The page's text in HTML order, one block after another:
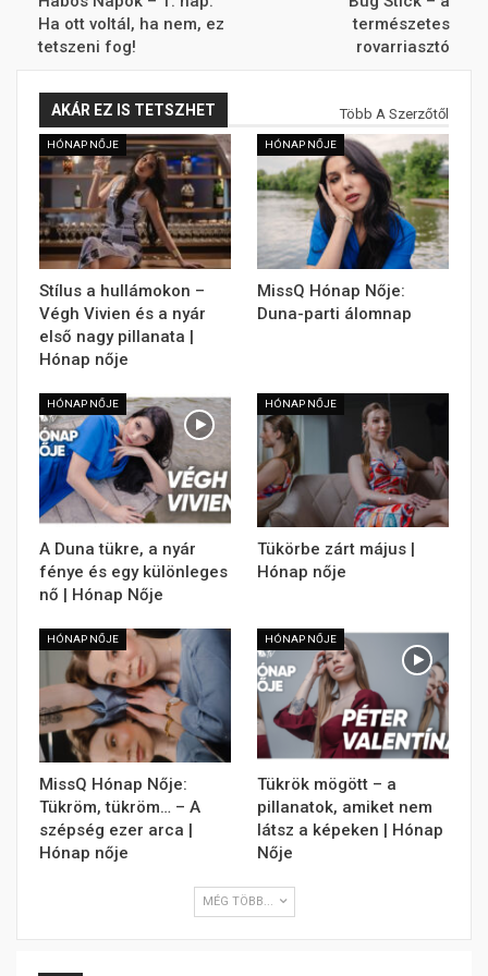
Ha ott voltál, ha nem, ez
tetszeni fog!
természetes
rovarriasztó
AKÁR EZ IS TETSZHET Több A Szerzőtől
HÓNAP NŐJE
Stílus a hullámokon –
Végh Vivien és a nyár
első nagy pillanata |
Hónap nője
HÓNAP NŐJE
MissQ Hónap Nője:
Duna-parti álomnap
HÓNAP NŐJE
A Duna tükre, a nyár
fénye és egy különleges
nő | Hónap Nője
HÓNAP NŐJE
Tükörbe zárt május |
Hónap nője
HÓNAP NŐJE
MissQ Hónap Nője:
Tükröm, tükröm… – A
szépség ezer arca |
Hónap nője
HÓNAP NŐJE
Tükrök mögött – a
pillanatok, amiket nem
látsz a képeken | Hónap
Nője
MÉG TÖBB...